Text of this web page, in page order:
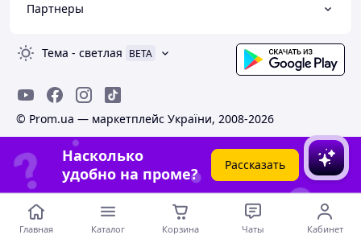
Партнеры
Тема - светлая BETA
© Prom.ua — маркетплейс України, 2008-2026
Насколько
удобно на проме?
Рассказать
Главная Каталог Корзина Чаты Кабинет